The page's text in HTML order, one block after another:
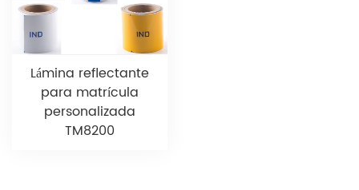
Lámina reflectante
para matrícula
personalizada
TM8200